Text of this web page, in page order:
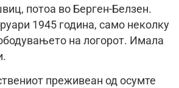
потоа во Берген-Белзен.
1945 година, само неколку
на логорот. Имала
преживеан од осумте